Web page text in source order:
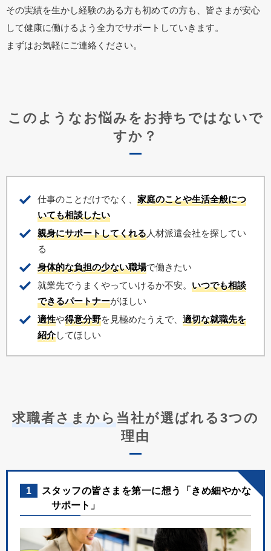
その実績を生かし経験のある方も初めての方も、皆さまが安心
して健康に働けるよう全力でサポートしていきます。
まずはお気軽にご連絡ください。
このようなお悩みをお持ちではないで
すか？
仕事のことだけでなく、 家庭のことや生活全般につ
いても相談したい
親身にサポートしてくれる人材派遣会社を探してい
る
身体的な負担の少ない職場で働きたい
就業先でうまくやっていけるか不安。 いつでも相談
できるパートナーがほしい
適性や得意分野を見極めたうえで、 適切な就職先を
紹介してほしい
求職者さまから 当社が選ばれる3つの
理由
1
スタッフの皆さまを第一に想う「きめ細やかな
サポート」